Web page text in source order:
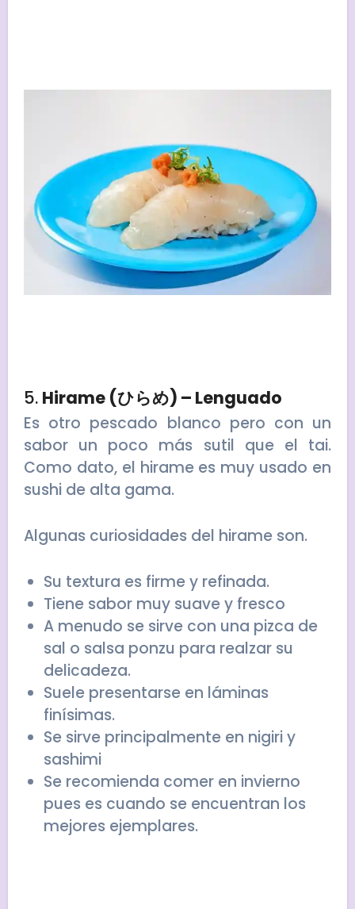
5. Hirame (ひらめ) – Lenguado
Es otro pescado blanco pero con un
sabor un poco más sutil que el tai.
Como dato, el hirame es muy usado en
sushi de alta gama.
Algunas curiosidades del hirame son.
Su textura es firme y refinada.
Tiene sabor muy suave y fresco
A menudo se sirve con una pizca de
sal o salsa ponzu para realzar su
delicadeza.
Suele presentarse en láminas
finísimas.
Se sirve principalmente en nigiri y
sashimi
Se recomienda comer en invierno
pues es cuando se encuentran los
mejores ejemplares.